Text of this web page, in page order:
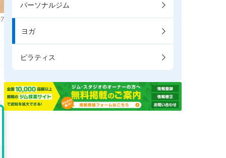
パーソナルジム
ヨガ
ピラティス